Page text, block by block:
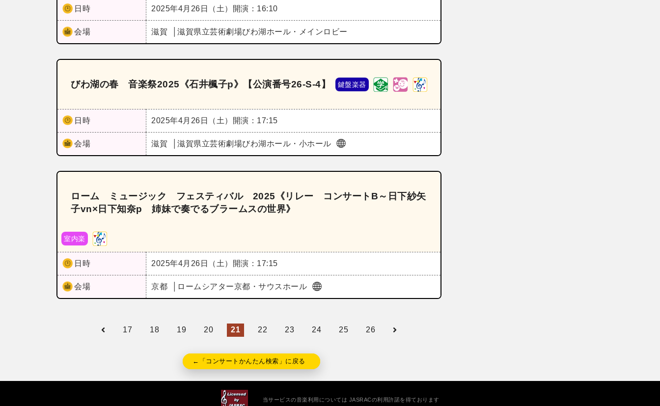
日時 2025年4月26日（土） 開演：16:10
会場 滋賀 滋賀県立芸術劇場びわ湖ホール・メインロビー
びわ湖の春 音楽祭2025《石井楓子p》【公演番号26‐S‐4】 鍵盤楽器
日時 2025年4月26日（土） 開演：17:15
会場 滋賀 滋賀県立芸術劇場びわ湖ホール・小ホール
ローム ミュージック フェスティバル 2025《リレー コンサートB～日下紗矢
子vn×日下知奈p 姉妹で奏でるブラームスの世界》
室内楽
日時 2025年4月26日（土） 開演：17:15
会場 京都 ロームシアター京都・サウスホール
17 18 19 20 21 22 23 24 25 26
←「コンサートかんたん検索」に戻る
当サービスの音楽利用については JASRACの利用許諾を得ております